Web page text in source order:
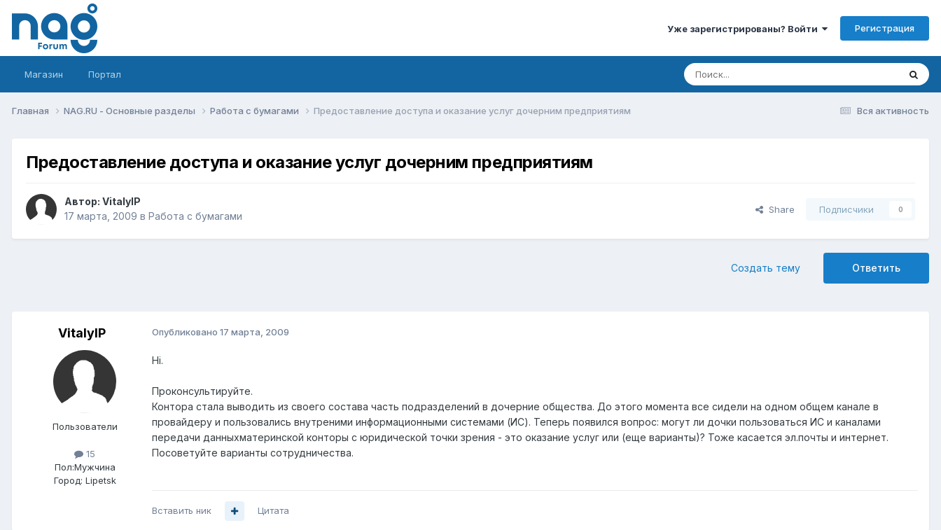
Уже зарегистрированы? Войти Регистрация
Магазин Портал
Вся активность
Главная NAG.RU - Основные разделы Работа с бумагами Предоставление доступа и оказание услуг дочерним предприятиям
Предоставление доступа и оказание услуг дочерним предприятиям
Автор: VitalyIP
17 марта, 2009 в Работа с бумагами
Share Подписчики 0
Ответить
Создать тему
VitalyIP
Пользователи
15
Пол:Мужчина
Город: Lipetsk
Опубликовано 17 марта, 2009
Hi.
Проконсультируйте.
Контора стала выводить из своего состава часть подразделений в дочерние общества. До этого момента все сидели на одном общем канале в
провайдеру и пользовались внутреними информационными системами (ИС). Теперь появился вопрос: могут ли дочки пользоваться ИС и каналами
передачи данныхматеринской конторы с юридической точки зрения - это оказание услуг или (еще варианты)? Тоже касается эл.почты и интернет.
Посоветуйте варианты сотрудничества.
Вставить ник Цитата